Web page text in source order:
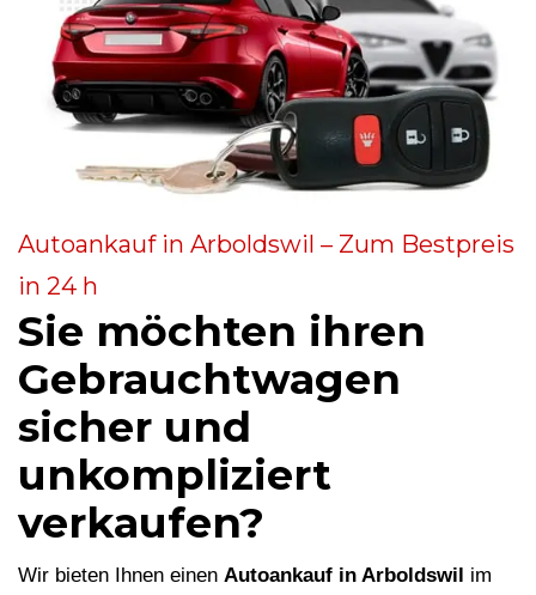
Autoankauf in Arboldswil – Zum Bestpreis
in 24 h
Sie möchten ihren
Gebrauchtwagen
sicher und
unkompliziert
verkaufen?
Wir bieten Ihnen einen Autoankauf in Arboldswil im